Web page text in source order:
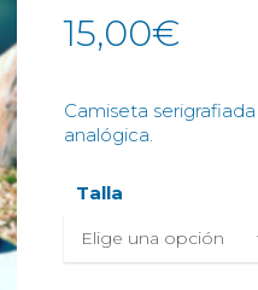
15,00€
Camiseta
analógica.
Talla